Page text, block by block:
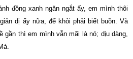
đồng xanh ngăn ngắt ấy, em mình thôi
dị ấy nữa, để khỏi phải biết buồn. Và
gần thì em mình vẫn mãi là nó; dịu dàng,